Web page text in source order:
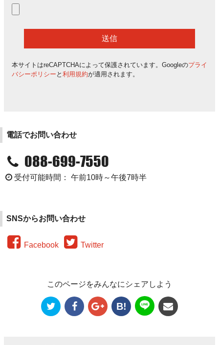
本サイトはreCAPTCHAによって保護されています。Googleのプライ
バシーポリシー と 利用規約が適用されます。
電話でお問い合わせ
088-699-7550
受付可能時間： 午前10時～午後7時半
SNSからお問い合わせ
Facebook Twitter
このページをみんなにシェアしよう
B!